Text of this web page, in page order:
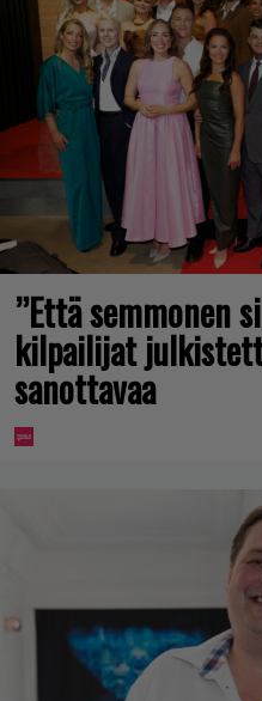
”Että semmonen
kilpailijat
sanottavaa